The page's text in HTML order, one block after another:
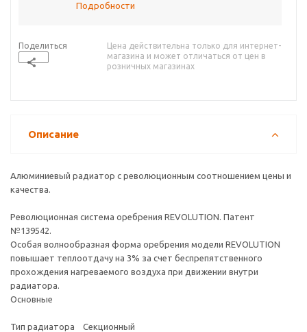
Подробности
Поделиться
Цена действительна только для интернет-
магазина и может отличаться от цен в
розничных магазинах
Описание
Алюминиевый радиатор с революционным соотношением цены и
качества.
Революционная система оребрения REVOLUTION. Патент
№139542.
Особая волнообразная форма оребрения модели REVOLUTION
повышает теплоотдачу на 3% за счет беспрепятственного
прохождения нагреваемого воздуха при движении внутри
радиатора.
Основные
Тип радиатора Секционный